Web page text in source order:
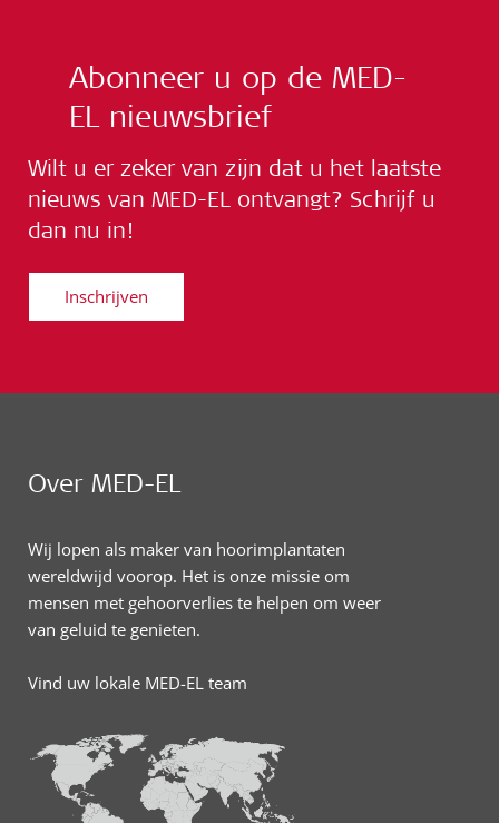
Abonneer u op de MED-
EL nieuwsbrief
Wilt u er zeker van zijn dat u het laatste
nieuws van MED-EL ontvangt? Schrijf u
dan nu in!
Inschrijven
Over MED-EL
Wij lopen als maker van hoorimplantaten
wereldwijd voorop. Het is onze missie om
mensen met gehoorverlies te helpen om weer
van geluid te genieten.
Vind uw lokale MED-EL team